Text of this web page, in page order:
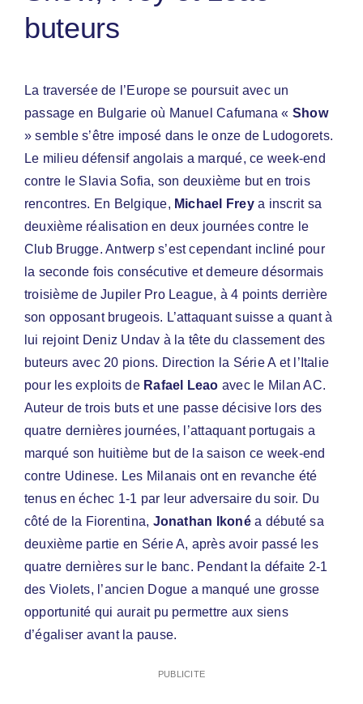
buteurs
La traversée de l’Europe se poursuit avec un
passage en Bulgarie où Manuel Cafumana « Show
» semble s’être imposé dans le onze de Ludogorets.
Le milieu défensif angolais a marqué, ce week-end
contre le Slavia Sofia, son deuxième but en trois
rencontres. En Belgique, Michael Freya inscrit sa
deuxième réalisation en deux journées contre le
Club Brugge. Antwerp s’est cependant incliné pour
la seconde fois consécutive et demeure désormais
troisième de Jupiler Pro League, à 4 points derrière
son opposant brugeois. L’attaquant suisse a quant à
lui rejoint Deniz Undav à la tête du classement des
buteurs avec 20 pions. Direction la Série A et l’Italie
pour les exploits de Rafael Leao avec le Milan AC.
Auteur de trois buts et une passe décisive lors des
quatre dernières journées, l’attaquant portugais a
marqué son huitième but de la saison ce week-end
contre Udinese. Les Milanais ont en revanche été
tenus en échec 1-1 par leur adversaire du soir. Du
côté de la Fiorentina, Jonathan Ikonéa débuté sa
deuxième partie en Série A, après avoir passé les
quatre dernières sur le banc. Pendant la défaite 2-1
des Violets, l’ancien Dogue a manqué une grosse
opportunité qui aurait pu permettre aux siens
d’égaliser avant la pause.
PUBLICITE